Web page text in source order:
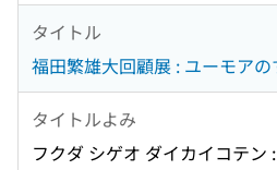
タイトル
福田繁雄大回顧展 : ユーモアの
タイトルよみ
フクダ シゲオ ダイカイコテン